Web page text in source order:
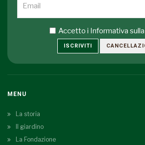
Accetto i Informativa
ISCRIVITI
MENU
La storia
Il giardino
La Fondazione